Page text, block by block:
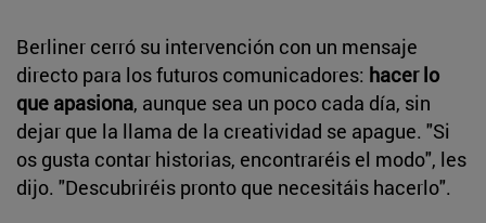
Berliner cerró su intervención con un mensaje
directo para los futuros comunicadores: hacer lo
que apasiona, aunque sea un poco cada día, sin
dejar que la llama de la creatividad se apague. "Si
os gusta contar historias, encontraréis el modo", les
dijo. "Descubriréis pronto que necesitáis hacerlo".